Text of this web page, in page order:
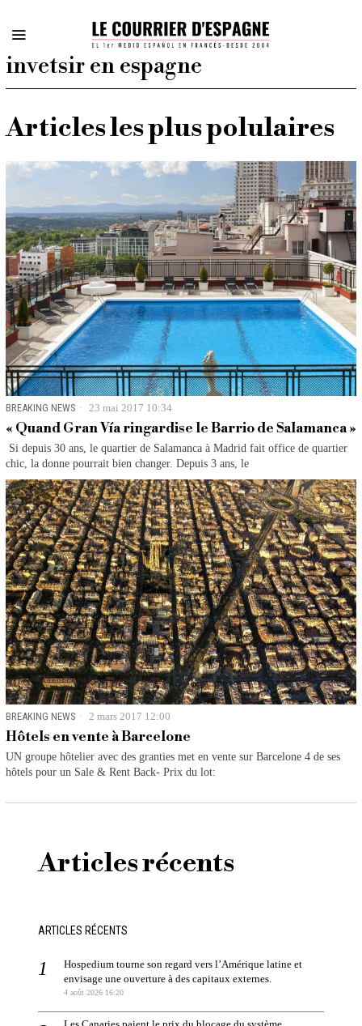
invetsir en espagne
Articles les plus polulaires
BREAKING NEWS 23 mai 2017 10:34
« Quand Gran Vía ringardise le Barrio de Salamanca »
Si depuis 30 ans, le quartier de Salamanca à Madrid fait office de quartier
chic, la donne pourrait bien changer. Depuis 3 ans, le
BREAKING NEWS 2 mars 2017 12:00
Hôtels en vente à Barcelone
UN groupe hôtelier avec des granties met en vente sur Barcelone 4 de ses
hôtels pour un Sale & Rent Back- Prix du lot:
Articles récents
ARTICLES RÉCENTS
Hospedium tourne son regard vers l’Amérique latine et
envisage une ouverture à des capitaux externes.
4 août 2026 16:20